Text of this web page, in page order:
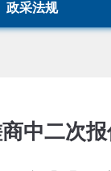
政采法规
中二次